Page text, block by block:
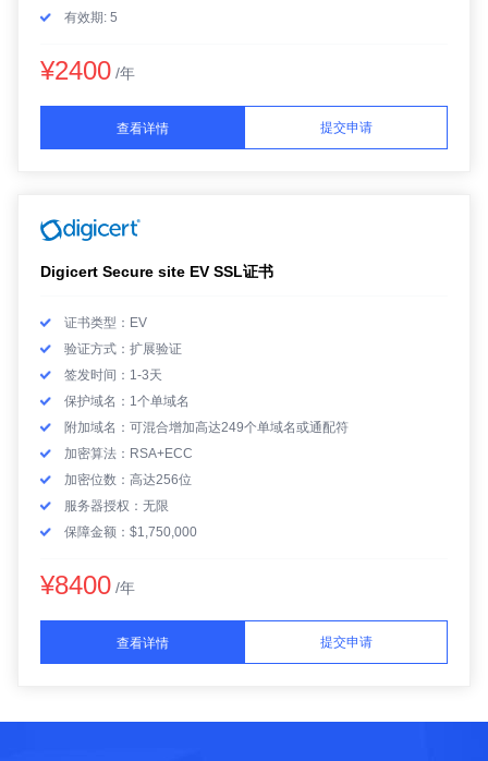
有效期: 5
¥2400 /年
查看详情 提交申请
Digicert Secure site EV SSL证书
证书类型：EV
验证方式：扩展验证
签发时间：1-3天
保护域名：1个单域名
附加域名：可混合增加高达249个单域名或通配符
加密算法：RSA+ECC
加密位数：高达256位
服务器授权：无限
保障金额：$1,750,000
¥8400 /年
查看详情 提交申请